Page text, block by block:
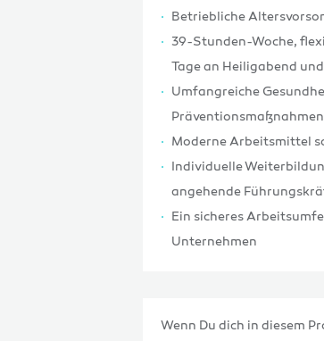
Betriebliche
39-Stunden-Woche,
Tage an Heiligabend
Umfangreiche
Moderne Arbeitsmittel
Individuelle
angehende
Ein sicheres
Unternehmen
Wenn Du dich in diesem